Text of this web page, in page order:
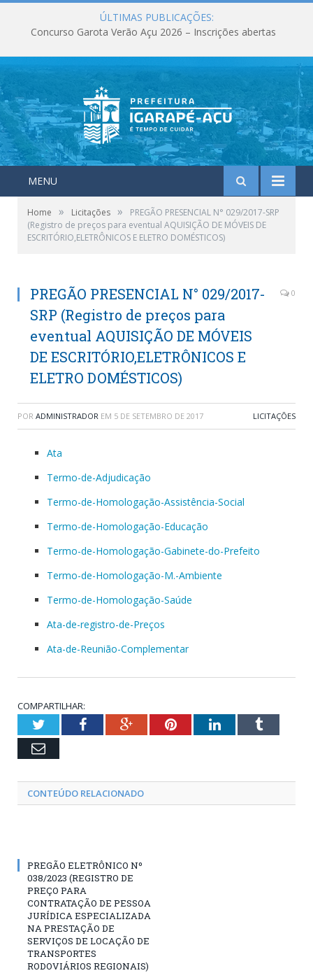
ÚLTIMAS PUBLICAÇÕES:
Concurso Garota Verão Açu 2026 – Inscrições abertas
MENU
Home » Licitações »
PREGÃO PRESENCIAL N° 029/2017-SRP
(Registro de preços para eventual AQUISIÇÃO DE MÓVEIS DE
ESCRITÓRIO,ELETRÔNICOS E ELETRO DOMÉSTICOS)
PREGÃO PRESENCIAL N° 029/2017-
SRP (Registro de preços para
eventual AQUISIÇÃO DE MÓVEIS
DE ESCRITÓRIO,ELETRÔNICOS E
ELETRO DOMÉSTICOS)
0
POR ADMINISTRADOR EM 5 DE SETEMBRO DE 2017 LICITAÇÕES
Ata
Termo-de-Adjudicação
Termo-de-Homologação-Assistência-Social
Termo-de-Homologação-Educação
Termo-de-Homologação-Gabinete-do-Prefeito
Termo-de-Homologação-M.-Ambiente
Termo-de-Homologação-Saúde
Ata-de-registro-de-Preços
Ata-de-Reunião-Complementar
COMPARTILHAR:
TwitterFacebookGoogle+PinterestLinkedInTumblr
Email
CONTEÚDO RELACIONADO
PREGÃO ELETRÔNICO Nº
038/2023 (REGISTRO DE
PREÇO PARA
CONTRATAÇÃO DE PESSOA
JURÍDICA ESPECIALIZADA
NA PRESTAÇÃO DE
SERVIÇOS DE LOCAÇÃO DE
TRANSPORTES
RODOVIÁRIOS REGIONAIS)